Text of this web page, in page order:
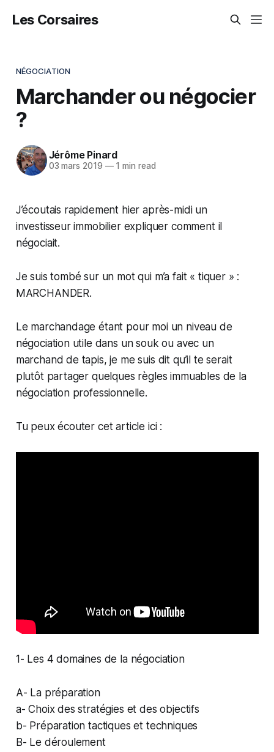
Les Corsaires
NÉGOCIATION
Marchander ou négocier
?
Jérôme Pinard
03 mars 2019 —1 min read
J’écoutais rapidement hier après-midi un
investisseur immobilier expliquer comment il
négociait.
Je suis tombé sur un mot qui m’a fait « tiquer » :
MARCHANDER.
Le marchandage étant pour moi un niveau de
négociation utile dans un souk ou avec un
marchand de tapis, je me suis dit qu’il te serait
plutôt partager quelques règles immuables de la
négociation professionnelle.
Tu peux écouter cet article ici :
1- Les 4 domaines de la négociation
A- La préparation
a- Choix des stratégies et des objectifs
b- Préparation tactiques et techniques
B- Le déroulement